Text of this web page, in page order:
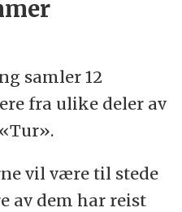
samler 12
fra ulike deler av
vil være til stede
av dem har reist